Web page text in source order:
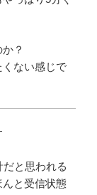
？
ない感じで
だと思われる
と受信状態